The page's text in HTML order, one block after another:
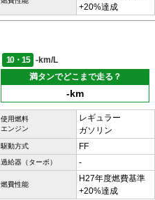
+20%達成
10・15
-km/L
満タンでどこまで走る？
-km
使用燃料
エンジン
レギュラー
ガソリン
駆動方式 FF
過給器（ターボ） -
燃費性能
H27年度燃費基準
+20%達成